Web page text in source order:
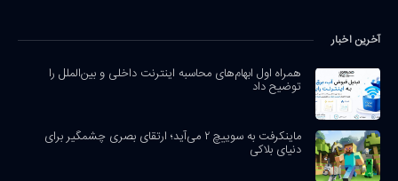
آخرین اخبار
همراه اول ابهام‌های محاسبه اینترنت داخلی و بین‌الملل را
توضیح داد
ماینکرفت به سوییچ ۲ می‌آید؛ ارتقای بصری چشمگیر برای
دنیای بلاکی